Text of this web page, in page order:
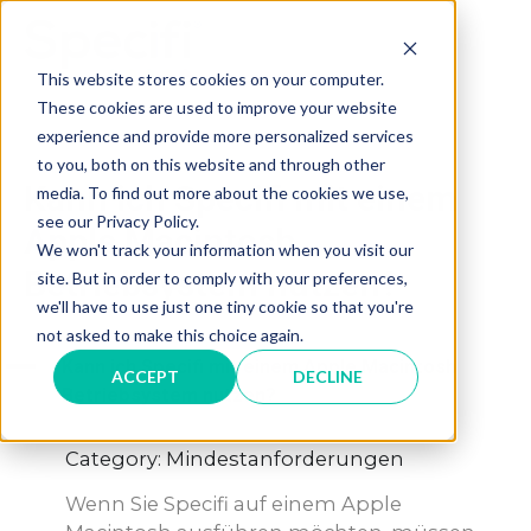
This website stores cookies on your computer.
These cookies are used to improve your website
experience and provide more personalized services
to you, both on this website and through other
media. To find out more about the cookies we use,
see our Privacy Policy.
We won't track your information when you visit our
site. But in order to comply with your preferences,
we'll have to use just one tiny cookie so that you're
not asked to make this choice again.
ACCEPT DECLINE
content
Kann ich Specifi mit einem
Apple Macintosh
Betriebsystem nutzen?
Kann ich Specifi mit einem Apple Macintosh
Betriebsystem nutzen?
Category: Mindestanforderungen
Wenn Sie Specifi auf einem Apple